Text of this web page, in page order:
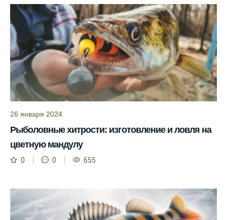
благодаря прогнозу.
Прогноз клева на сайте всегда актуален и
помогает мне выбирать лучшие дни для
рыбалки в Москве и области.
Я скачал приложение и теперь всегда
знаю, когда клюет рыба.
Рыболовный клуб для любителей активной
рыбалки и проверяйте прогноз клева.
Прогноз клева учитывает разные факторы,
26 января 2024
Рыболовные хитрости: изготовление и ловля на
цветную мандулу
0 0 655